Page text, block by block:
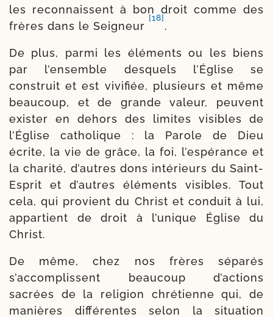
les recon­naissent à bon droit comme des
frères dans le Seigneur
[18]
.
De plus, par­mi les élé­ments ou les biens
par l’ensemble des­quels l’Église se
construit et est vivi­fiée, plu­sieurs et même
beau­coup, et de grande valeur, peuvent
exis­ter en dehors des limites visibles de
l’Église catho­lique : la Parole de Dieu
écrite, la vie de grâce, la foi, l’espérance et
la cha­ri­té, d’autres dons inté­rieurs du Saint-​
Esprit et d’autres élé­ments visibles. Tout
cela, qui pro­vient du Christ et conduit à lui,
appar­tient de droit à l’unique Église du
Christ.
De même, chez nos frères sépa­rés
s’accomplissent beau­coup d’actions
sacrées de la reli­gion chré­tienne qui, de
manières dif­fé­rentes selon la situa­tion